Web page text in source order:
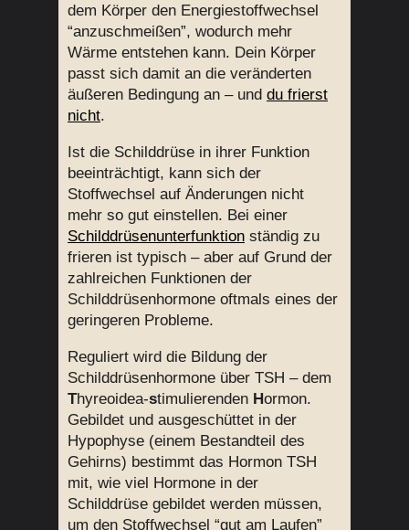
dem Körper den Energiestoffwechsel
“anzuschmeißen”, wodurch mehr
Wärme entstehen kann. Dein Körper
passt sich damit an die veränderten
äußeren Bedingung an – und du frierst
nicht.
Ist die Schilddrüse in ihrer Funktion
beeinträchtigt, kann sich der
Stoffwechsel auf Änderungen nicht
mehr so gut einstellen. Bei einer
Schilddrüsenunterfunktion ständig zu
frieren ist typisch – aber auf Grund der
zahlreichen Funktionen der
Schilddrüsenhormone oftmals eines der
geringeren Probleme.
Reguliert wird die Bildung der
Schilddrüsenhormone über TSH – dem
Thyreoidea-stimulierenden Hormon.
Gebildet und ausgeschüttet in der
Hypophyse (einem Bestandteil des
Gehirns) bestimmt das Hormon TSH
mit, wie viel Hormone in der
Schilddrüse gebildet werden müssen,
um den Stoffwechsel “gut am Laufen”